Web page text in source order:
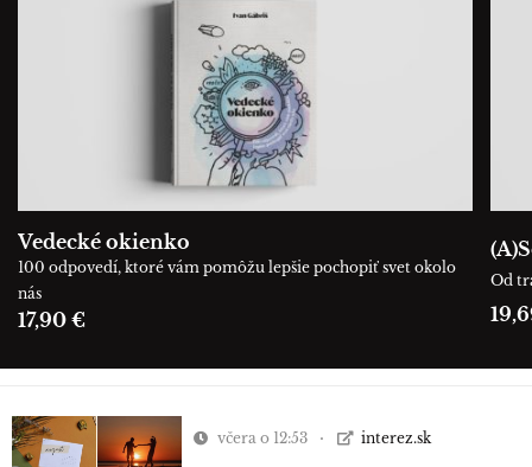
Vedecké okienko
100 odpovedí, ktoré vám pomôžu lepšie pochopiť svet okolo
nás
17,90 €
Od
včera o 12:53 interez.sk